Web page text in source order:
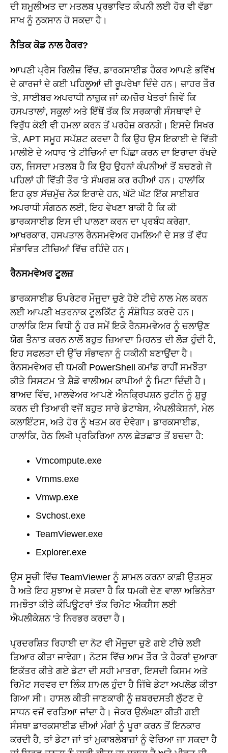
ਦੀ ਸ਼ਮੂਲੀਅਤ ਦਾ ਮਤਲਬ ਪ੍ਰਭਾਵਿਤ ਕੰਪਨੀ ਲਈ ਹੋਰ ਵੀ ਵੱਡਾ
ਸਾਖ ਨੂੰ ਨੁਕਸਾਨ ਹੋ ਸਕਦਾ ਹੈ।
ਨੈਤਿਕ ਕੋਡ ਨਾਲ ਹੈਕਰ?
ਆਪਣੀ ਪ੍ਰੈਸ ਰਿਲੀਜ਼ ਵਿੱਚ, ਡਾਰਕਸਾਈਡ ਹੈਕਰ ਆਪਣੇ ਭਵਿੱਖ
ਦੇ ਕਾਰਜਾਂ ਦੇ ਕਈ ਪਹਿਲੂਆਂ ਦੀ ਰੂਪਰੇਖਾ ਦਿੰਦੇ ਹਨ। ਜ਼ਾਹਰ ਤੌਰ
'ਤੇ, ਸਾਈਬਰ ਅਪਰਾਧੀ ਨਾਜ਼ੁਕ ਜਾਂ ਕਮਜ਼ੋਰ ਖੇਤਰਾਂ ਜਿਵੇਂ ਕਿ
ਹਸਪਤਾਲਾਂ, ਸਕੂਲਾਂ ਅਤੇ ਇੱਥੋਂ ਤੱਕ ਕਿ ਸਰਕਾਰੀ ਸੰਸਥਾਵਾਂ ਦੇ
ਵਿਰੁੱਧ ਕੋਈ ਵੀ ਹਮਲਾ ਕਰਨ ਤੋਂ ਪਰਹੇਜ਼ ਕਰਨਗੇ। ਇਸਦੇ ਸਿਖਰ
'ਤੇ, APT ਸਮੂਹ ਸਪੱਸ਼ਟ ਕਰਦਾ ਹੈ ਕਿ ਉਹ ਉਸ ਇਕਾਈ ਦੇ ਵਿੱਤੀ
ਮਾਲੀਏ ਦੇ ਅਧਾਰ 'ਤੇ ਟੀਚਿਆਂ ਦਾ ਪਿੱਛਾ ਕਰਨ ਦਾ ਇਰਾਦਾ ਰੱਖਦੇ
ਹਨ, ਜਿਸਦਾ ਮਤਲਬ ਹੈ ਕਿ ਉਹ ਉਹਨਾਂ ਕੰਪਨੀਆਂ ਤੋਂ ਬਚਣਗੇ ਜੋ
ਪਹਿਲਾਂ ਹੀ ਵਿੱਤੀ ਤੌਰ 'ਤੇ ਸੰਘਰਸ਼ ਕਰ ਰਹੀਆਂ ਹਨ। ਹਾਲਾਂਕਿ
ਇਹ ਕੁਝ ਸੱਚਮੁੱਚ ਨੇਕ ਇਰਾਦੇ ਹਨ, ਘੱਟੋ ਘੱਟ ਇੱਕ ਸਾਈਬਰ
ਅਪਰਾਧੀ ਸੰਗਠਨ ਲਈ, ਇਹ ਵੇਖਣਾ ਬਾਕੀ ਹੈ ਕਿ ਕੀ
ਡਾਰਕਸਾਈਡ ਇਸ ਦੀ ਪਾਲਣਾ ਕਰਨ ਦਾ ਪ੍ਰਬੰਧ ਕਰੇਗਾ.
ਆਖਰਕਾਰ, ਹਸਪਤਾਲ ਰੈਨਸਮਵੇਅਰ ਹਮਲਿਆਂ ਦੇ ਸਭ ਤੋਂ ਵੱਧ
ਸੰਭਾਵਿਤ ਟੀਚਿਆਂ ਵਿੱਚ ਰਹਿੰਦੇ ਹਨ।
ਰੈਨਸਮਵੇਅਰ ਟੂਲਜ਼
ਡਾਰਕਸਾਈਡ ਓਪਰੇਟਰ ਮੌਜੂਦਾ ਚੁਣੇ ਹੋਏ ਟੀਚੇ ਨਾਲ ਮੇਲ ਕਰਨ
ਲਈ ਆਪਣੀ ਖਤਰਨਾਕ ਟੂਲਕਿੱਟ ਨੂੰ ਸੰਸ਼ੋਧਿਤ ਕਰਦੇ ਹਨ।
ਹਾਲਾਂਕਿ ਇਸ ਵਿਧੀ ਨੂੰ ਹਰ ਸਮੇਂ ਇਕੋ ਰੈਨਸਮਵੇਅਰ ਨੂੰ ਚਲਾਉਣ
ਯੋਗ ਤੈਨਾਤ ਕਰਨ ਨਾਲੋਂ ਬਹੁਤ ਜ਼ਿਆਦਾ ਮਿਹਨਤ ਦੀ ਲੋੜ ਹੁੰਦੀ ਹੈ,
ਇਹ ਸਫਲਤਾ ਦੀ ਉੱਚ ਸੰਭਾਵਨਾ ਨੂੰ ਯਕੀਨੀ ਬਣਾਉਂਦਾ ਹੈ।
ਰੈਨਸਮਵੇਅਰ ਦੀ ਧਮਕੀ PowerShell ਕਮਾਂਡ ਰਾਹੀਂ ਸਮਝੌਤਾ
ਕੀਤੇ ਸਿਸਟਮ 'ਤੇ ਸ਼ੈਡੋ ਵਾਲੀਅਮ ਕਾਪੀਆਂ ਨੂੰ ਮਿਟਾ ਦਿੰਦੀ ਹੈ।
ਬਾਅਦ ਵਿੱਚ, ਮਾਲਵੇਅਰ ਆਪਣੇ ਐਨਕ੍ਰਿਪਸ਼ਨ ਰੁਟੀਨ ਨੂੰ ਸ਼ੁਰੂ
ਕਰਨ ਦੀ ਤਿਆਰੀ ਵਜੋਂ ਬਹੁਤ ਸਾਰੇ ਡੇਟਾਬੇਸ, ਐਪਲੀਕੇਸ਼ਨਾਂ, ਮੇਲ
ਕਲਾਇੰਟਸ, ਅਤੇ ਹੋਰ ਨੂੰ ਖਤਮ ਕਰ ਦੇਵੇਗਾ। ਡਾਰਕਸਾਈਡ,
ਹਾਲਾਂਕਿ, ਹੇਠ ਲਿਖੀ ਪ੍ਰਕਿਰਿਆ ਨਾਲ ਛੇੜਛਾੜ ਤੋਂ ਬਚਦਾ ਹੈ:
Vmcompute.exe
Vmms.exe
Vmwp.exe
Svchost.exe
TeamViewer.exe
Explorer.exe
ਉਸ ਸੂਚੀ ਵਿੱਚ TeamViewer ਨੂੰ ਸ਼ਾਮਲ ਕਰਨਾ ਕਾਫ਼ੀ ਉਤਸੁਕ
ਹੈ ਅਤੇ ਇਹ ਸੁਝਾਅ ਦੇ ਸਕਦਾ ਹੈ ਕਿ ਧਮਕੀ ਦੇਣ ਵਾਲਾ ਅਭਿਨੇਤਾ
ਸਮਝੌਤਾ ਕੀਤੇ ਕੰਪਿਊਟਰਾਂ ਤੱਕ ਰਿਮੋਟ ਐਕਸੈਸ ਲਈ
ਐਪਲੀਕੇਸ਼ਨ 'ਤੇ ਨਿਰਭਰ ਕਰਦਾ ਹੈ।
ਪ੍ਰਦਰਸ਼ਿਤ ਰਿਹਾਈ ਦਾ ਨੋਟ ਵੀ ਮੌਜੂਦਾ ਚੁਣੇ ਗਏ ਟੀਚੇ ਲਈ
ਤਿਆਰ ਕੀਤਾ ਜਾਵੇਗਾ। ਨੋਟਸ ਵਿੱਚ ਆਮ ਤੌਰ 'ਤੇ ਹੈਕਰਾਂ ਦੁਆਰਾ
ਇਕੱਤਰ ਕੀਤੇ ਗਏ ਡੇਟਾ ਦੀ ਸਹੀ ਮਾਤਰਾ, ਇਸਦੀ ਕਿਸਮ ਅਤੇ
ਰਿਮੋਟ ਸਰਵਰ ਦਾ ਲਿੰਕ ਸ਼ਾਮਲ ਹੁੰਦਾ ਹੈ ਜਿੱਥੇ ਡੇਟਾ ਅਪਲੋਡ ਕੀਤਾ
ਗਿਆ ਸੀ। ਹਾਸਲ ਕੀਤੀ ਜਾਣਕਾਰੀ ਨੂੰ ਜ਼ਬਰਦਸਤੀ ਲੁੱਟਣ ਦੇ
ਸਾਧਨ ਵਜੋਂ ਵਰਤਿਆ ਜਾਂਦਾ ਹੈ। ਜੇਕਰ ਉਲੰਘਣਾ ਕੀਤੀ ਗਈ
ਸੰਸਥਾ ਡਾਰਕਸਾਈਡ ਦੀਆਂ ਮੰਗਾਂ ਨੂੰ ਪੂਰਾ ਕਰਨ ਤੋਂ ਇਨਕਾਰ
ਕਰਦੀ ਹੈ, ਤਾਂ ਡੇਟਾ ਜਾਂ ਤਾਂ ਮੁਕਾਬਲੇਬਾਜ਼ਾਂ ਨੂੰ ਵੇਚਿਆ ਜਾ ਸਕਦਾ ਹੈ